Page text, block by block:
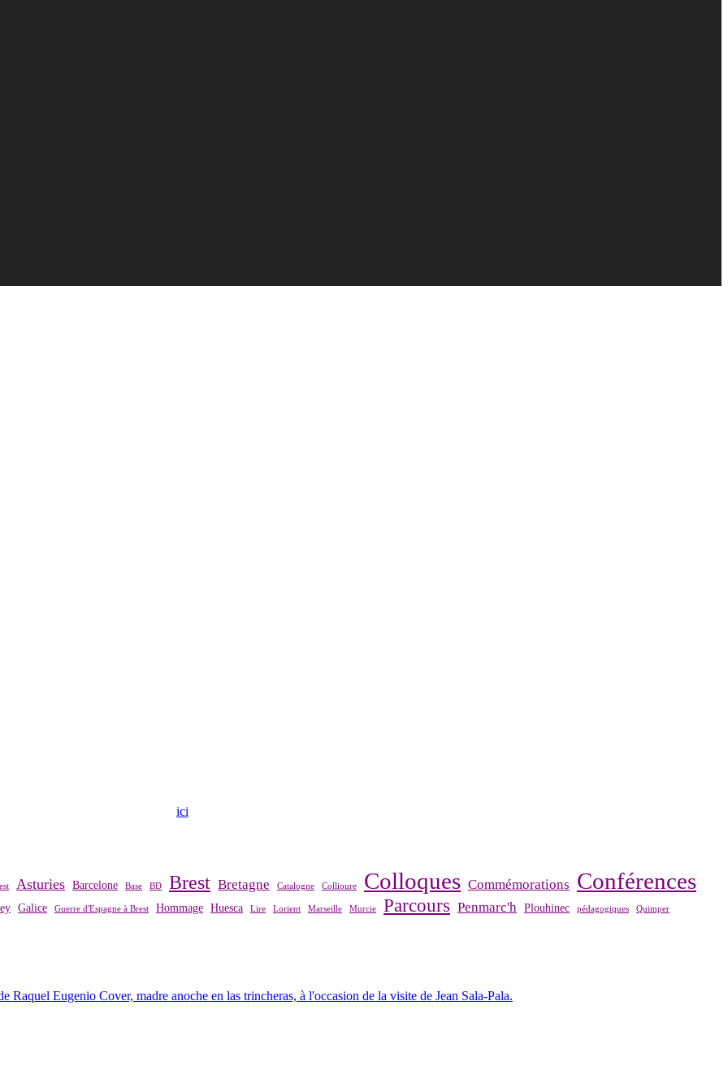
ici
Asturies Barcelone Base BD Brest Bretagne Catalogne Collioure Colloques Commémorations Conférences
Galice Guerre d'Espagne à Brest Hommage Huesca Lire Lorient Marseille Murcie Parcours Penmarc'h Plouhinec pédagogiques Quimper